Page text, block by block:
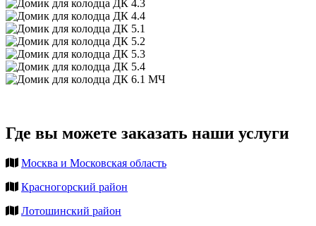
Где вы можете заказать наши услуги
Москва и Московская область
Красногорский район
Лотошинский район